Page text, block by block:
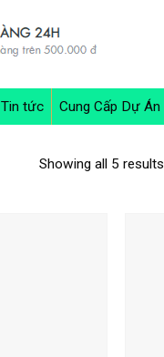
Tin tức Cung Cấp Dự Án
Showing all 5 results